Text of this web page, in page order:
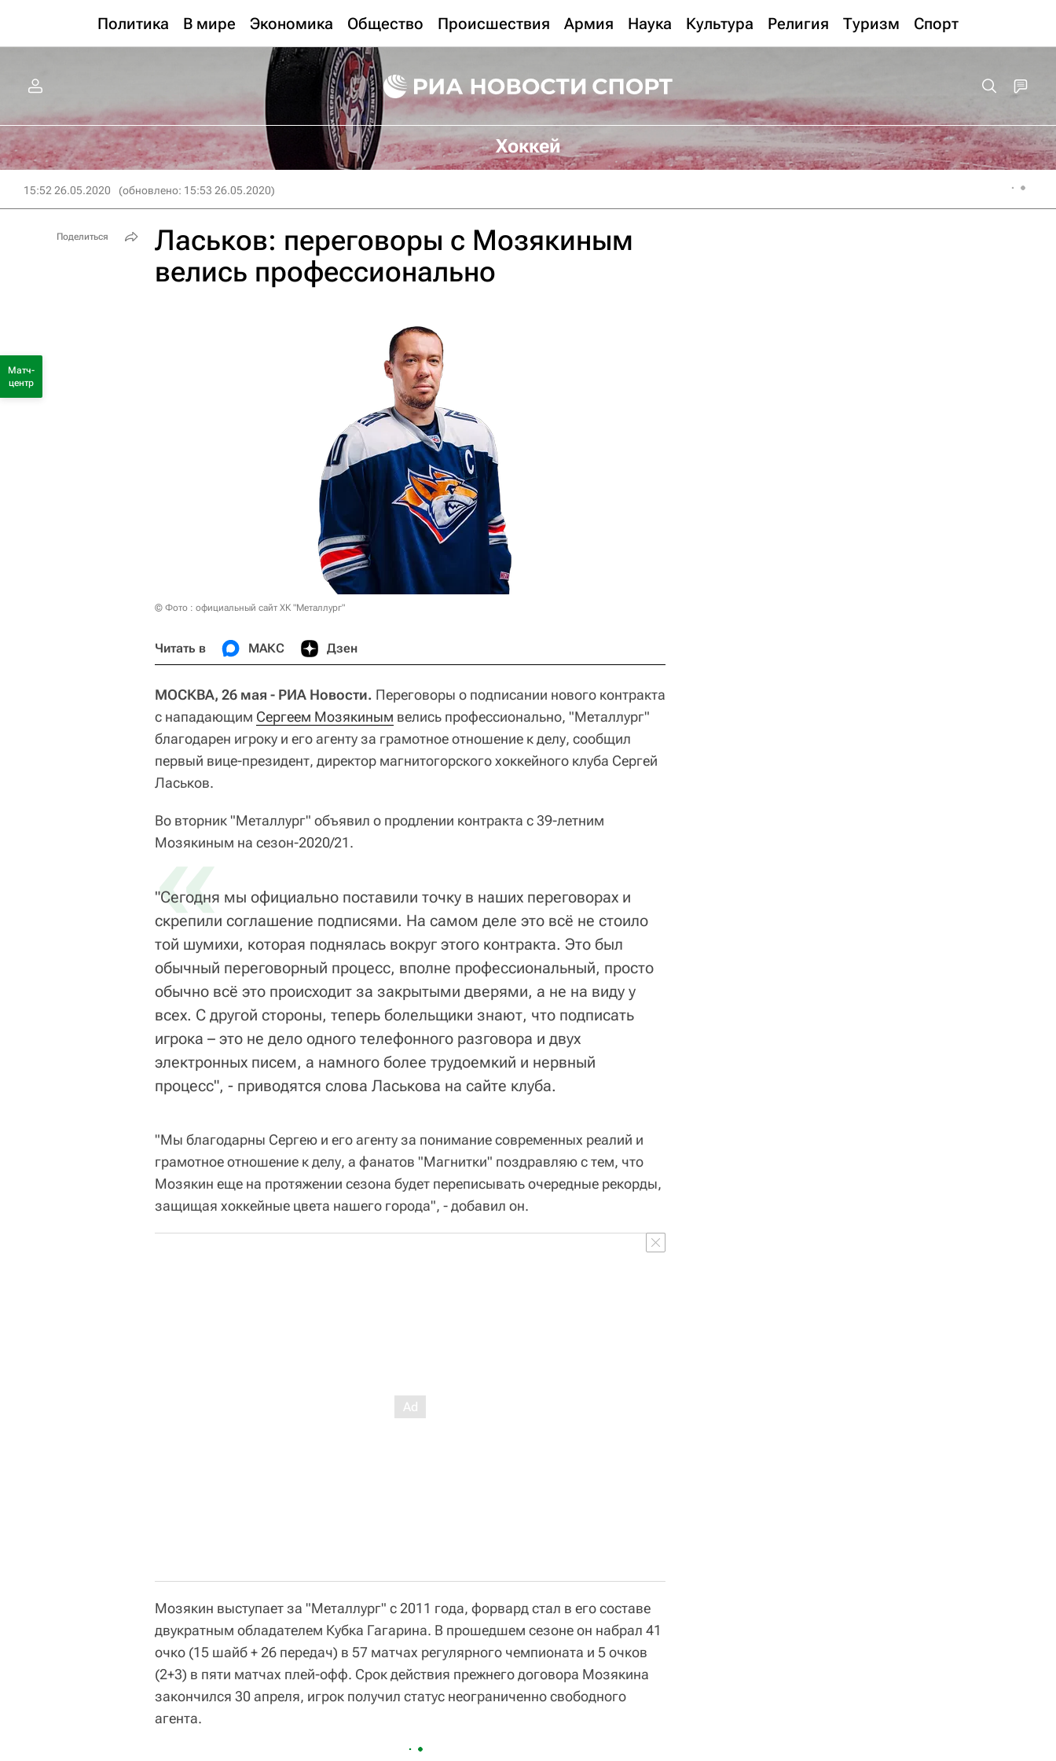
Политика В мире Экономика Общество Происшествия Армия Наука Культура Религия Туризм Спорт
Хоккей
15:52 26.05.2020 (обновлено: 15:53 26.05.2020)
Ласьков: переговоры с Мозякиным
велись профессионально
© Фото : официальный сайт ХК "Металлург"
Читать в МАКС Дзен
МОСКВА, 26 мая - РИА Новости. Переговоры о подписании нового контракта
с нападающим Сергеем Мозякиным велись профессионально, "Металлург"
благодарен игроку и его агенту за грамотное отношение к делу, сообщил
первый вице-президент, директор магнитогорского хоккейного клуба Сергей
Ласьков.
Во вторник "Металлург" объявил о продлении контракта с 39-летним
Мозякиным на сезон-2020/21.
«
"Сегодня мы официально поставили точку в наших переговорах и
скрепили соглашение подписями. На самом деле это всё не стоило
той шумихи, которая поднялась вокруг этого контракта. Это был
обычный переговорный процесс, вполне профессиональный, просто
обычно всё это происходит за закрытыми дверями, а не на виду у
всех. С другой стороны, теперь болельщики знают, что подписать
игрока – это не дело одного телефонного разговора и двух
электронных писем, а намного более трудоемкий и нервный
процесс", - приводятся слова Ласькова на сайте клуба.
"Мы благодарны Сергею и его агенту за понимание современных реалий и
грамотное отношение к делу, а фанатов "Магнитки" поздравляю с тем, что
Мозякин еще на протяжении сезона будет переписывать очередные рекорды,
защищая хоккейные цвета нашего города", - добавил он.
Мозякин выступает за "Металлург" с 2011 года, форвард стал в его составе
двукратным обладателем Кубка Гагарина. В прошедшем сезоне он набрал 41
очко (15 шайб + 26 передач) в 57 матчах регулярного чемпионата и 5 очков
(2+3) в пяти матчах плей-офф. Срок действия прежнего договора Мозякина
закончился 30 апреля, игрок получил статус неограниченно свободного
агента.
Поделиться
Матч-
центр